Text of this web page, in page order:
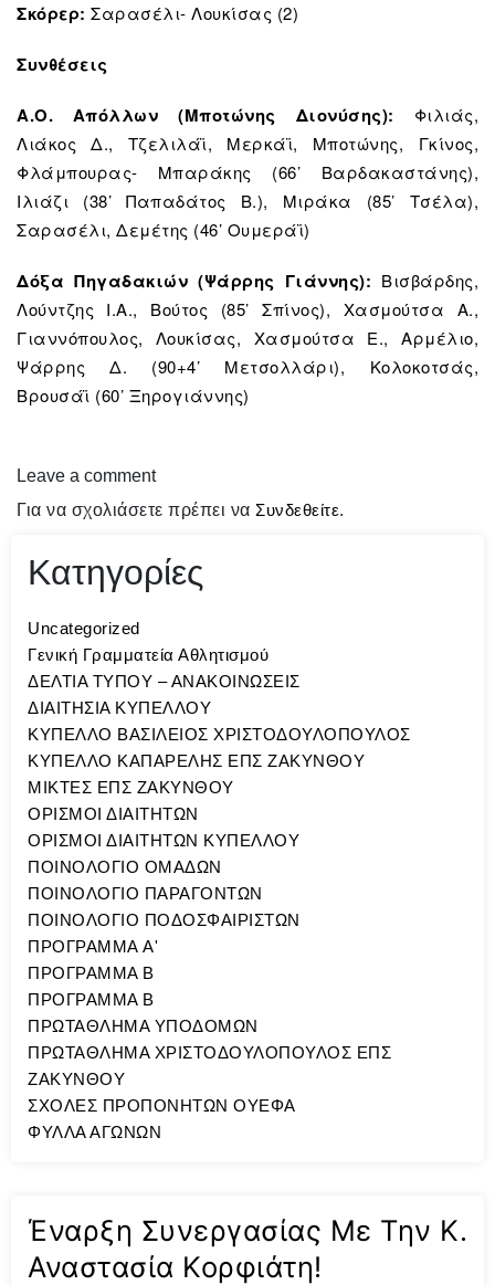
Σκόρερ: Σαρασέλι- Λουκίσας (2)
Συνθέσεις
Α.Ο. Απόλλων (Μποτώνης Διονύσης): Φιλιάς,
Λιάκος Δ., Τζελιλάϊ, Μερκάϊ, Μποτώνης, Γκίνος,
Φλάμπουρας- Μπαράκης (66’ Βαρδακαστάνης),
Ιλιάζι (38’ Παπαδάτος Β.), Μιράκα (85’ Τσέλα),
Σαρασέλι, Δεμέτης (46’ Ουμεράϊ)
Δόξα Πηγαδακιών (Ψάρρης Γιάννης): Βισβάρδης,
Λούντζης Ι.Α., Βούτος (85’ Σπίνος), Χασμούτσα Α.,
Γιαννόπουλος, Λουκίσας, Χασμούτσα Ε., Αρμέλιο,
Ψάρρης Δ. (90+4’ Μετσολλάρι), Κολοκοτσάς,
Βρουσάϊ (60’ Ξηρογιάννης)
Leave a comment
Για να σχολιάσετε πρέπει να Συνδεθείτε.
Κατηγορίες
Uncategorized
Γενική Γραμματεία Αθλητισμού
ΔΕΛΤΙΑ ΤΥΠΟΥ – ΑΝΑΚΟΙΝΩΣΕΙΣ
ΔΙΑΙΤΗΣΙΑ ΚΥΠΕΛΛΟΥ
ΚΥΠΕΛΛΟ ΒΑΣΙΛΕΙΟΣ ΧΡΙΣΤΟΔΟΥΛΟΠΟΥΛΟΣ
ΚΥΠΕΛΛΟ ΚΑΠΑΡΕΛΗΣ ΕΠΣ ΖΑΚΥΝΘΟΥ
ΜΙΚΤΕΣ ΕΠΣ ΖΑΚΥΝΘΟΥ
ΟΡΙΣΜΟΙ ΔΙΑΙΤΗΤΩΝ
ΟΡΙΣΜΟΙ ΔΙΑΙΤΗΤΩΝ ΚΥΠΕΛΛΟΥ
ΠΟΙΝΟΛΟΓΙΟ ΟΜΑΔΩΝ
ΠΟΙΝΟΛΟΓΙΟ ΠΑΡΑΓΟΝΤΩΝ
ΠΟΙΝΟΛΟΓΙΟ ΠΟΔΟΣΦΑΙΡΙΣΤΩΝ
ΠΡΟΓΡΑΜΜΑ A'
ΠΡΟΓΡΑΜΜΑ Β
ΠΡΟΓΡΑΜΜΑ Β
ΠΡΩΤΑΘΛΗΜΑ ΥΠΟΔΟΜΩΝ
ΠΡΩΤΑΘΛΗΜΑ ΧΡΙΣΤΟΔΟΥΛΟΠΟΥΛΟΣ ΕΠΣ
ΖΑΚΥΝΘΟΥ
ΣΧΟΛΕΣ ΠΡΟΠΟΝΗΤΩΝ ΟΥΕΦΑ
ΦΥΛΛΑ ΑΓΩΝΩΝ
Έναρξη Συνεργασίας Με Την Κ.
Αναστασία Κορφιάτη!